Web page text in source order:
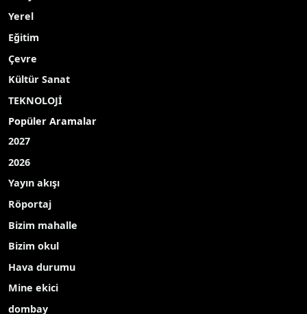
Tarsus Belediyesi Şehir Tiyatrosunun lise
programı, gençlerin sahnelediği ‘Kumkurdu’ adlı
oyunla tamamlandı.